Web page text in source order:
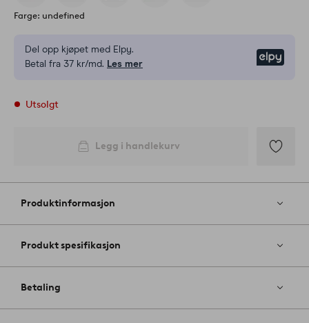
Farge: undefined
Del opp kjøpet med Elpy.
Betal fra 37 kr/md. Les mer
Utsolgt
Legg i handlekurv
til
Produktinformasjon
Produkt spesifikasjon
Betaling